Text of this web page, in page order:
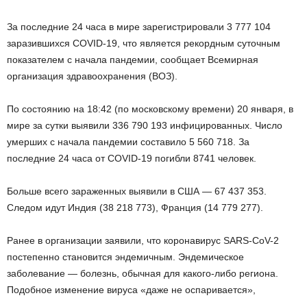
За последние 24 часа в мире зарегистрировали 3 777 104
заразившихся COVID-19, что является рекордным суточным
показателем с начала пандемии, сообщает Всемирная
организация здравоохранения (ВОЗ).
По состоянию на 18:42 (по московскому времени) 20 января, в
мире за сутки выявили 336 790 193 инфицированных. Число
умерших с начала пандемии составило 5 560 718. За
последние 24 часа от COVID-19 погибли 8741 человек.
Больше всего зараженных выявили в США — 67 437 353.
Следом идут Индия (38 218 773), Франция (14 779 277).
Ранее в организации заявили, что коронавирус SARS-CoV-2
постепенно становится эндемичным. Эндемическое
заболевание — болезнь, обычная для какого-либо региона.
Подобное изменение вируса «даже не оспаривается»,